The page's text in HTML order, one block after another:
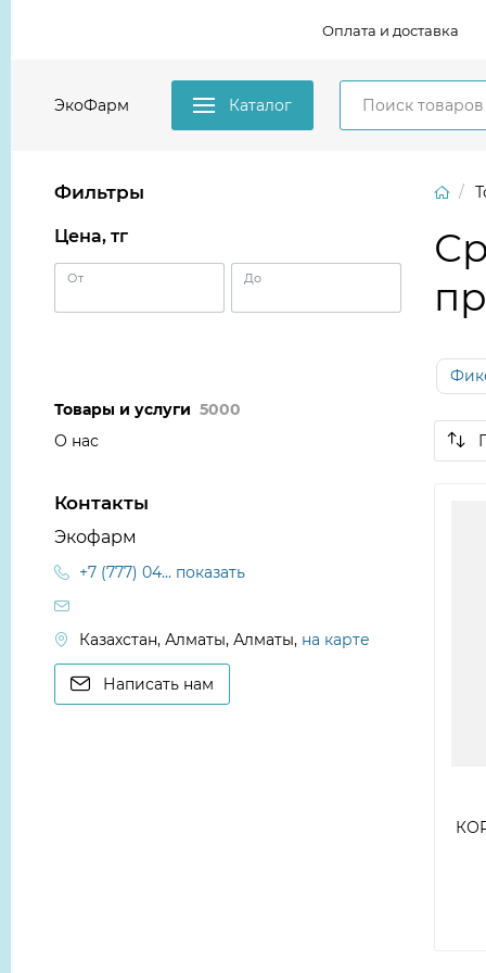
Оплата и доставка
ЭкоФарм Каталог
Фильтры
Цена, тг
От До
Товары и услуги 5000
О нас
Контакты
Экофарм
+7 (777) 04... показать
Казахстан, Алматы, Алматы, на карте
Написать нам